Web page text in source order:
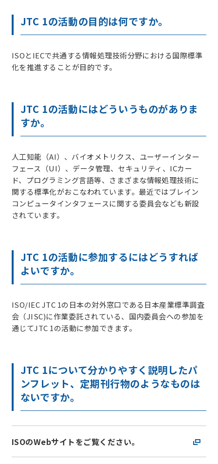
JTC 1の活動の目的は何ですか。
ISOとIECで共通する情報処理技術分野における国際標準
化を推進することが目的です。
JTC 1の活動にはどういうものがありま
すか。
人工知能（AI）、バイオメトリクス、ユーザーインター
フェース（UI）、データ管理、セキュリティ、ICカー
ド、プログラミング言語等、さまざまな情報処理技術に
関する標準化がおこなわれています。最近ではブレイン
コンピュータインタフェースに関する委員会なども新設
されています。
JTC 1の活動に参加するにはどうすれば
よいですか。
ISO/IEC JTC 1の日本の対外窓口である日本産業標準調査
会（JISC)に作業委託されている、国内委員会への参加を
通じてJTC 1の活動に参加できます。
JTC 1について分かりやすく説明したパ
ンフレット、定期刊行物のようなものは
ないですか。
ISOのWebサイトをご覧ください。